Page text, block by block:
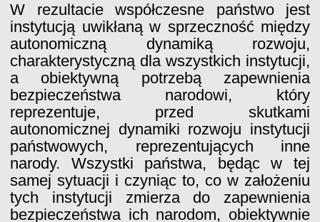
W rezultacie współczesne państwo jest
instytucją uwikłaną w sprzeczność między
autonomiczną dynamiką rozwoju,
charakterystyczną dla wszystkich instytucji,
a obiektywną potrzebą zapewnienia
bezpieczeństwa narodowi, który
reprezentuje, przed skutkami
autonomicznej dynamiki rozwoju instytucji
państwowych, reprezentujących inne
narody. Wszystki państwa, będąc w tej
samej sytuacji i czyniąc to, co w założeniu
tych instytucji zmierza do zapewnienia
bezpieczeństwa ich narodom, obiektywnie